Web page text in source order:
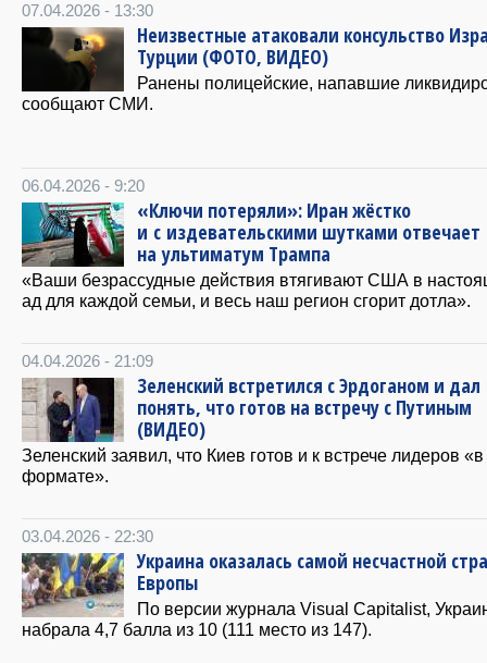
07.04.2026 - 13:30
Неизвестные атаковали консульство
Турции (ФОТО, ВИДЕО)
Ранены полицейские, напавшие
сообщают СМИ.
06.04.2026 - 9:20
«Ключи потеряли»: Иран жёстко
и с издевательскими шутками отвечает
на ультиматум Трампа
«Ваши безрассудные действия втягивают США в
ад для каждой семьи, и весь наш регион сгорит дотла».
04.04.2026 - 21:09
Зеленский встретился с Эрдоганом и дал
понять, что готов на встречу с Путиным
(ВИДЕО)
Зеленский заявил, что Киев готов и к встрече лидеров
формате».
03.04.2026 - 22:30
Украина оказалась самой несчастной
Европы
По версии журнала Visual Capitalist,
набрала 4,7 балла из 10 (111 место из 147).